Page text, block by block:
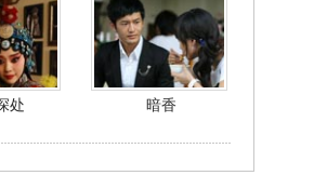
处 暗香